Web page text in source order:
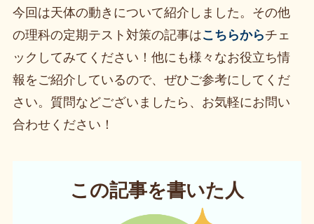
今回は天体の動きについて紹介しました。その他
の理科の定期テスト対策の記事はこちらからチェ
ックしてみてください！他にも様々なお役立ち情
報をご紹介しているので、ぜひご参考にしてくだ
さい。質問などございましたら、お気軽にお問い
合わせください！
この記事を書いた人